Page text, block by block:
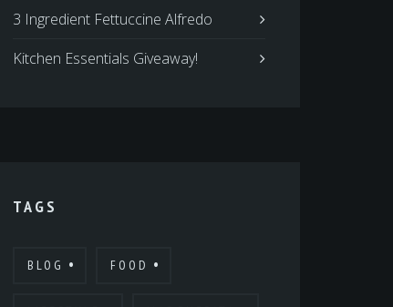
3 Ingredient Fettuccine Alfredo
Kitchen Essentials Giveaway!
TAGS
BLOG FOOD